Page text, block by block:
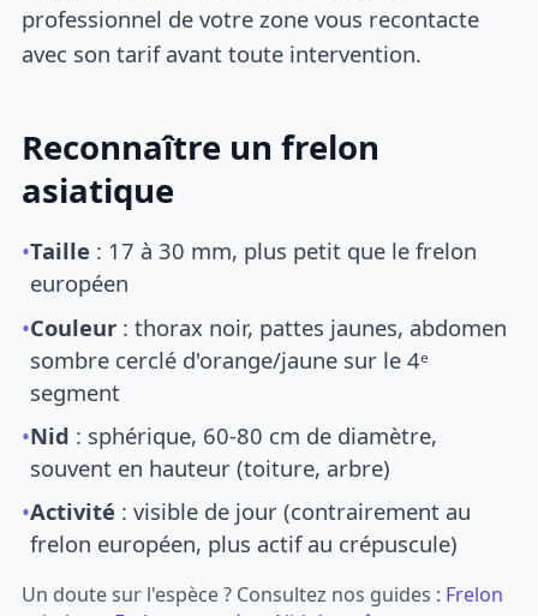
professionnel de votre zone vous recontacte
avec son tarif avant toute intervention.
Reconnaître un frelon
asiatique
•Taille : 17 à 30 mm, plus petit que le frelon
européen
•Couleur : thorax noir, pattes jaunes, abdomen
sombre cerclé d'orange/jaune sur le 4ᵉ
segment
•Nid : sphérique, 60-80 cm de diamètre,
souvent en hauteur (toiture, arbre)
•Activité : visible de jour (contrairement au
frelon européen, plus actif au crépuscule)
Un doute sur l'espèce ? Consultez nos guides : Frelon